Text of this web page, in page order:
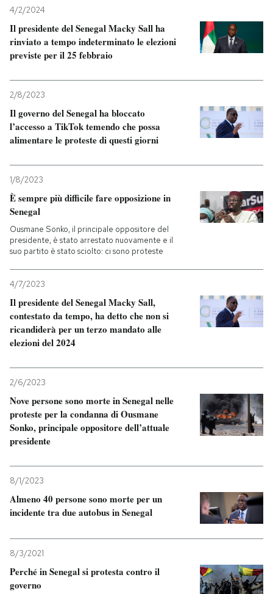
4/2/2024
Il presidente del Senegal Macky Sall ha
rinviato a tempo indeterminato le elezioni
previste per il 25 febbraio
2/8/2023
Il governo del Senegal ha bloccato
l’accesso a TikTok temendo che possa
alimentare le proteste di questi giorni
1/8/2023
È sempre più difficile fare opposizione in
Senegal
Ousmane Sonko, il principale oppositore del
presidente, è stato arrestato nuovamente e il
suo partito è stato sciolto: ci sono proteste
4/7/2023
Il presidente del Senegal Macky Sall,
contestato da tempo, ha detto che non si
ricandiderà per un terzo mandato alle
elezioni del 2024
2/6/2023
Nove persone sono morte in Senegal nelle
proteste per la condanna di Ousmane
Sonko, principale oppositore dell’attuale
presidente
8/1/2023
Almeno 40 persone sono morte per un
incidente tra due autobus in Senegal
8/3/2021
Perché in Senegal si protesta contro il
governo